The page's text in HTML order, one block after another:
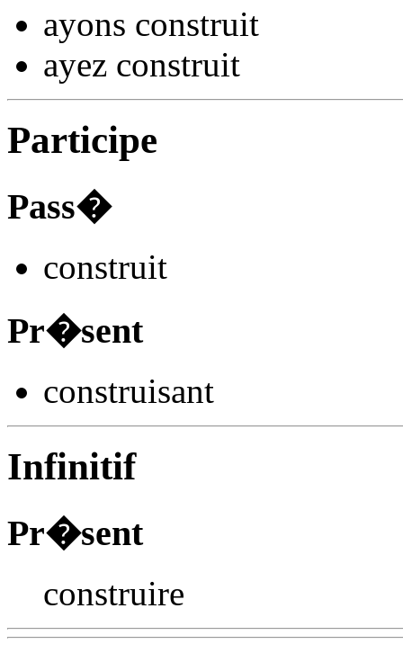
ayons construit
ayez construit
Participe
Pass�
construit
Pr�sent
construisant
Infinitif
Pr�sent
construire